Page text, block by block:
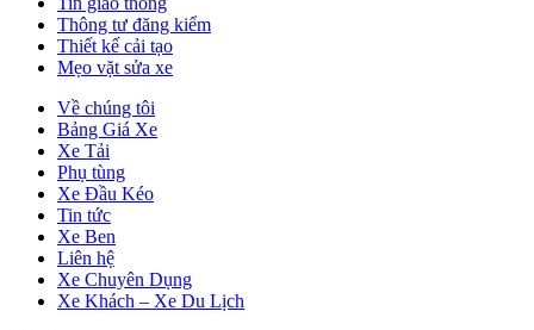
Thông tư đăng kiểm
Thiết kế cải tạo
Mẹo vặt sửa xe
Về chúng tôi
Bảng Giá Xe
Xe Tải
Phụ tùng
Xe Đầu Kéo
Tin tức
Xe Ben
Liên hệ
Xe Chuyên Dụng
Xe Khách – Xe Du Lịch